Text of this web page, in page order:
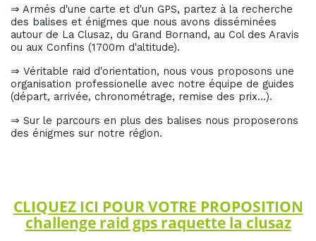
⇒ Armés d'une carte et d'un GPS, partez à la recherche
des balises et énigmes que nous avons disséminées
autour de La Clusaz, du Grand Bornand, au Col des Aravis
ou aux Confins (1700m d'altitude).
⇒ Véritable raid d'orientation, nous vous proposons une
organisation professionelle avec notre équipe de guides
(départ, arrivée, chronométrage, remise des prix...).
⇒ Sur le parcours en plus des balises nous proposerons
des énigmes sur notre région.
CLIQUEZ ICI POUR VOTRE PROPOSITION
challenge raid gps raquette la clusaz